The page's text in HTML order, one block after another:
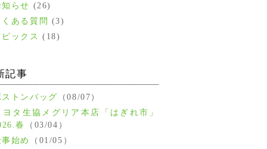
知らせ (26)
くある質問 (3)
ピックス (18)
記事
ストンバッグ
（08/07）
ヨタ生協メグリア本店「はぎれ市」
春
（03/04）
事始め
（01/05）